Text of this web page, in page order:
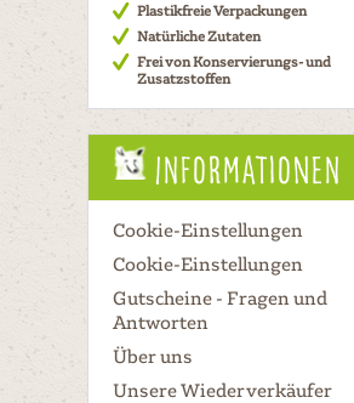
Plastikfreie Verpackungen
Natürliche Zutaten
Frei von Konservierungs- und
Zusatzstoffen
Informationen
Cookie-Einstellungen
Cookie-Einstellungen
Gutscheine - Fragen und
Antworten
Über uns
Unsere Wiederverkäufer